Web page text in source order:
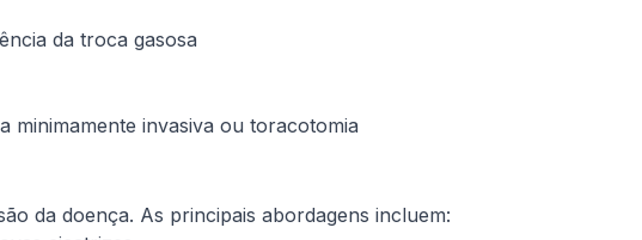
da troca gasosa
minimamente invasiva ou toracotomia
da doença. As principais abordagens incluem: